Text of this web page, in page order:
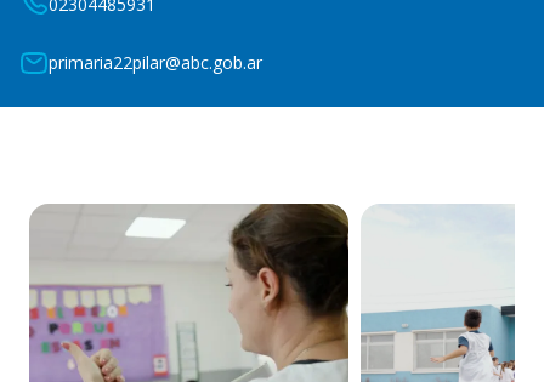
02304485931
primaria22pilar@abc.gob.ar